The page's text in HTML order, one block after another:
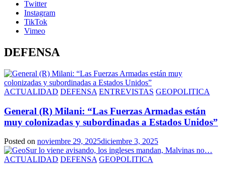
Twitter
Instagram
TikTok
Vimeo
DEFENSA
ACTUALIDAD DEFENSA ENTREVISTAS GEOPOLITICA
General (R) Milani: “Las Fuerzas Armadas están
muy colonizadas y subordinadas a Estados Unidos”
Posted on noviembre 29, 2025diciembre 3, 2025
ACTUALIDAD DEFENSA GEOPOLITICA